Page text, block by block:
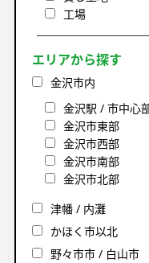
工場
エリアから探す
金沢市内
金沢駅 / 市中心
金沢市東部
金沢市西部
金沢市南部
金沢市北部
津幡 / 内灘
かほく市以北
野々市市 / 白山市